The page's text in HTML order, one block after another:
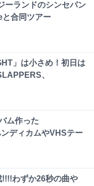
ーランドのシンセパン
合同ツアー
」は小さめ！初日は
、
ム作った
ディカムやVHSテー
わずか26秒の曲や